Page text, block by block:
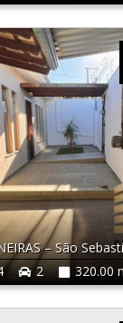
–São
2 320.00